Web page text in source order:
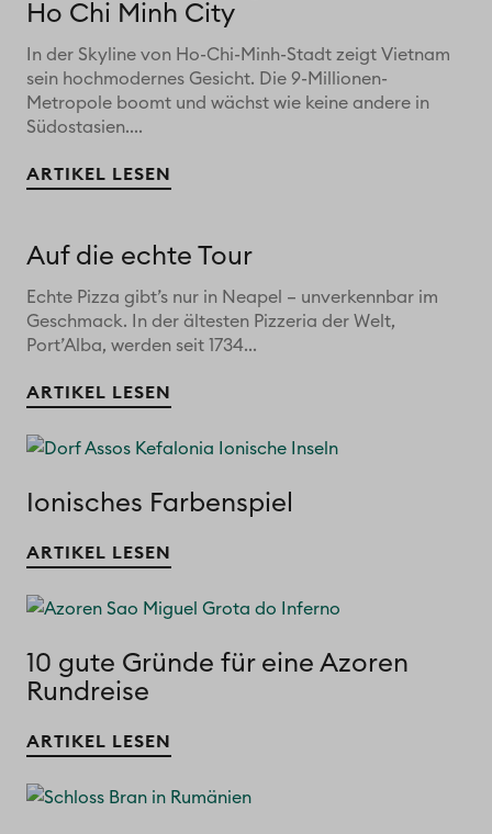
Ho Chi Minh City
In der Skyline von Ho-Chi-Minh-Stadt zeigt Vietnam
sein hochmodernes Gesicht. Die 9-Millionen-
Metropole boomt und wächst wie keine andere in
Südostasien....
ARTIKEL LESEN
Auf die echte Tour
Echte Pizza gibt’s nur in Neapel – unverkennbar im
Geschmack. In der ältesten Pizzeria der Welt,
Port’Alba, werden seit 1734...
ARTIKEL LESEN
Ionisches Farbenspiel
ARTIKEL LESEN
10 gute Gründe für eine Azoren
Rundreise
ARTIKEL LESEN